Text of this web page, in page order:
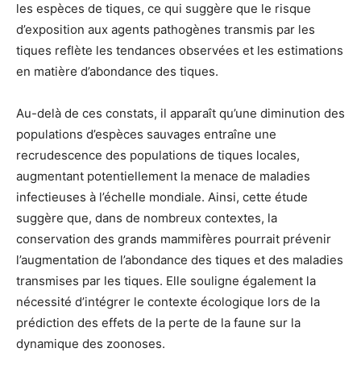
les espèces de tiques, ce qui suggère que le risque
d’exposition aux agents pathogènes transmis par les
tiques reflète les tendances observées et les estimations
en matière d’abondance des tiques.
Au-delà de ces constats, il apparaît qu’une diminution des
populations d’espèces sauvages entraîne une
recrudescence des populations de tiques locales,
augmentant potentiellement la menace de maladies
infectieuses à l’échelle mondiale. Ainsi, cette étude
suggère que, dans de nombreux contextes, la
conservation des grands mammifères pourrait prévenir
l’augmentation de l’abondance des tiques et des maladies
transmises par les tiques. Elle souligne également la
nécessité d’intégrer le contexte écologique lors de la
prédiction des effets de la perte de la faune sur la
dynamique des zoonoses.